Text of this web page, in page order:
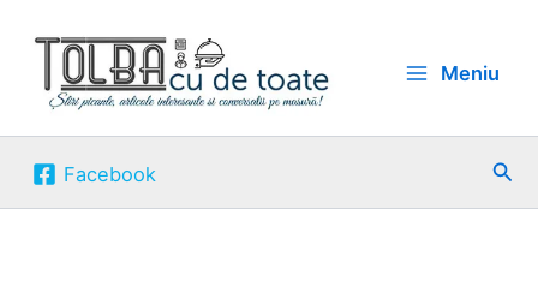
content
Meniu
Facebook